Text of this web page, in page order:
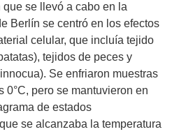
se llevó a cabo en la
Berlín se centró en los efectos
celular, que incluía tejido
tejidos de peces y
Se enfriaron muestras
0°C, pero se mantuvieron en
de estados
se alcanzaba la temperatura